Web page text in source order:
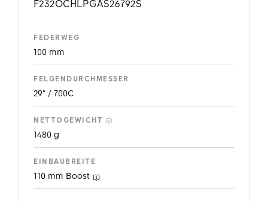
F232OCHLPGAS26792S
FEDERWEG
100 mm
FELGENDURCHMESSER
29" / 700C
NETTOGEWICHT
1480 g
EINBAUBREITE
110 mm Boost